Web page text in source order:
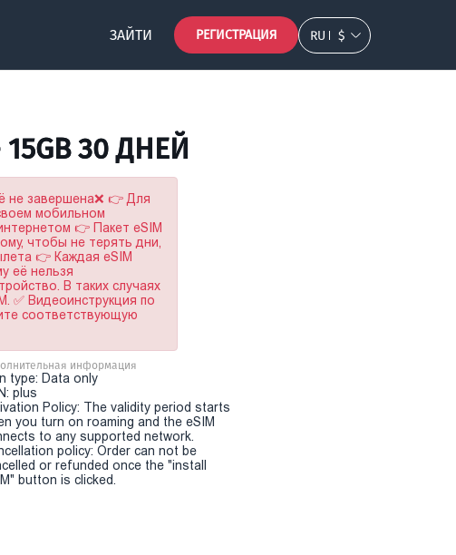
ЗАЙТИ РЕГИСТРАЦИЯ RU $
30 ДНЕЙ
не завершена❌ 👉 Для
мобильном
👉 Пакет eSIM
чтобы не терять дни,
👉 Каждая eSIM
её нельзя
В таких случаях
✅ Видеоинструкция по
соответствующую
информация
type: Data only
plus
Policy: The validity period starts
you turn on roaming and the eSIM
to any supported network.
policy: Order can not be
or refunded once the "install
button is clicked.